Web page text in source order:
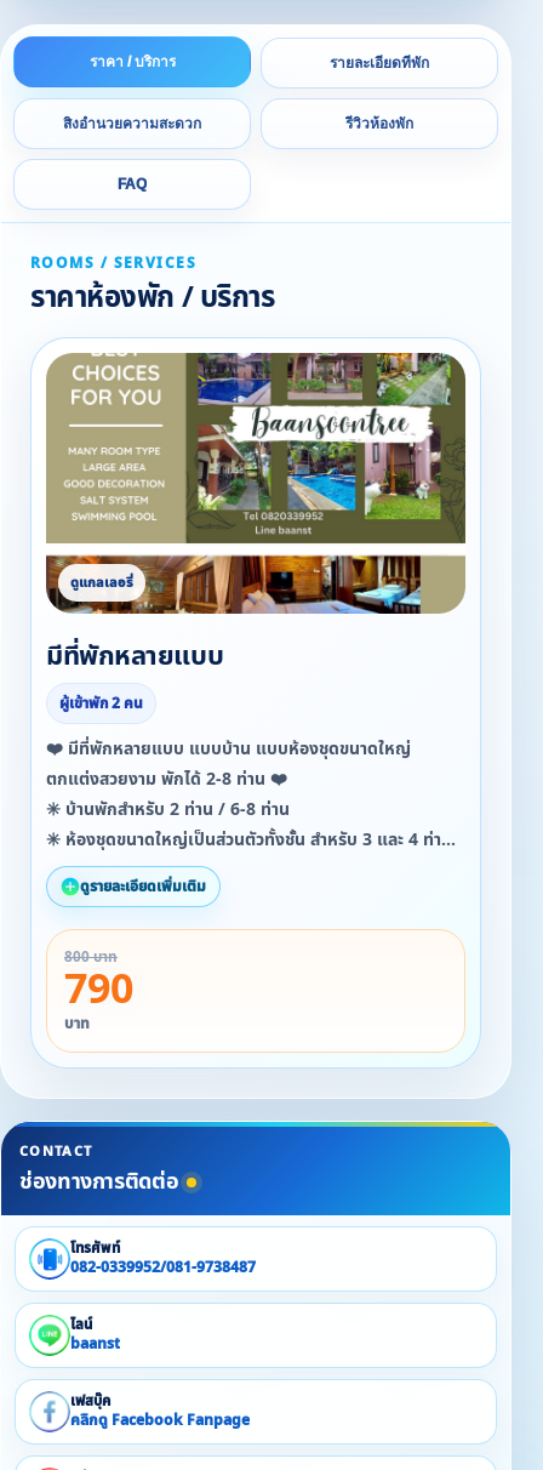
ราคา / บริการ รายละเอียดที่พัก
สิ่งอำนวยความสะดวก รีวิวห้องพัก
FAQ
ROOMS / SERVICES
ราคาห้องพัก / บริการ
มีที่พักหลายแบบ
ผู้เข้าพัก 2 คน
❤️ มีที่พักหลายแบบ แบบบ้าน แบบห้องชุดขนาดใหญ่
ตกแต่งสวยงาม พักได้ 2-8 ท่าน ❤️
✳️ บ้านพักสำหรับ 2 ท่าน / 6-8 ท่าน
✳️ ห้องชุดขนาดใหญ่เป็นส่วนตัวทั้งชั้น สำหรับ 3 และ 4 ท่าน
(สอบถามเพิ่มเติมได้)
ดูรายละเอียดเพิ่มเติม
800 บาท
790
บาท
CONTACT
ช่องทางการติดต่อ
โทรศัพท์
082-0339952/081-9738487
ไลน์
baanst
เฟสบุ๊ค
คลิกดู Facebook Fanpage